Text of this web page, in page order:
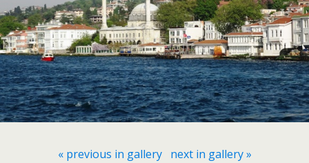
« previous in gallery next in gallery »